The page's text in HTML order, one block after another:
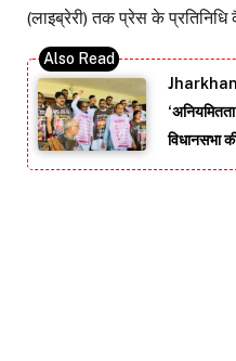
(लाइब्रेरी) तक प्रेस के
विधानसभा